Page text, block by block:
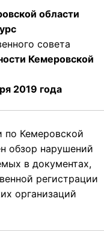
области
совета
Кемеровской
2019 года
по Кемеровской
обзор нарушений
в документах,
регистрации
организаций